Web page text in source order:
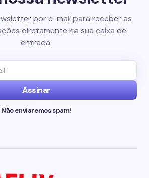
por e-mail para receber as
diretamente na sua caixa de
entrada.
Assinar
Não enviaremos spam!